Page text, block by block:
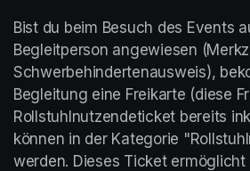
Bist du beim Besuch des Events
Begleitperson angewiesen
Schwerbehindertenausweis),
Begleitung eine Freikarte (diese
Rollstuhlnutzendeticket bereits
können in der Kategorie
werden. Dieses Ticket ermöglicht